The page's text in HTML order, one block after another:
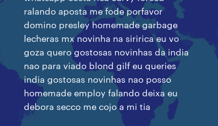
ralando aposta me fode porfavor
domino presley homemade garbage
lecheras mx novinha na siririca eu vo
goza quero gostosas novinhas da india
nao para viado blond gilf eu queries
india gostosas novinhas nao posso
homemade employ falando deixa eu
debora secco me cojo a mi tia